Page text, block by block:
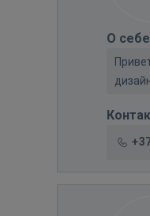
О себе